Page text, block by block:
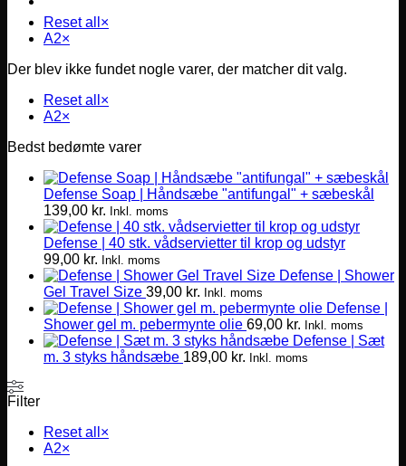
Reset all ×
A2×
Der blev ikke fundet nogle varer, der matcher dit valg.
Reset all ×
A2×
Bedst bedømte varer
Defense Soap | Håndsæbe "antifungal" + sæbeskål
139,00 kr. Inkl. moms
Defense | 40 stk. vådservietter til krop og udstyr
99,00 kr. Inkl. moms
Defense | Shower
Gel Travel Size 39,00 kr. Inkl. moms
Defense |
Shower gel m. pebermynte olie 69,00 kr. Inkl. moms
Defense | Sæt
m. 3 styks håndsæbe 189,00 kr. Inkl. moms
Filter
Reset all ×
A2×